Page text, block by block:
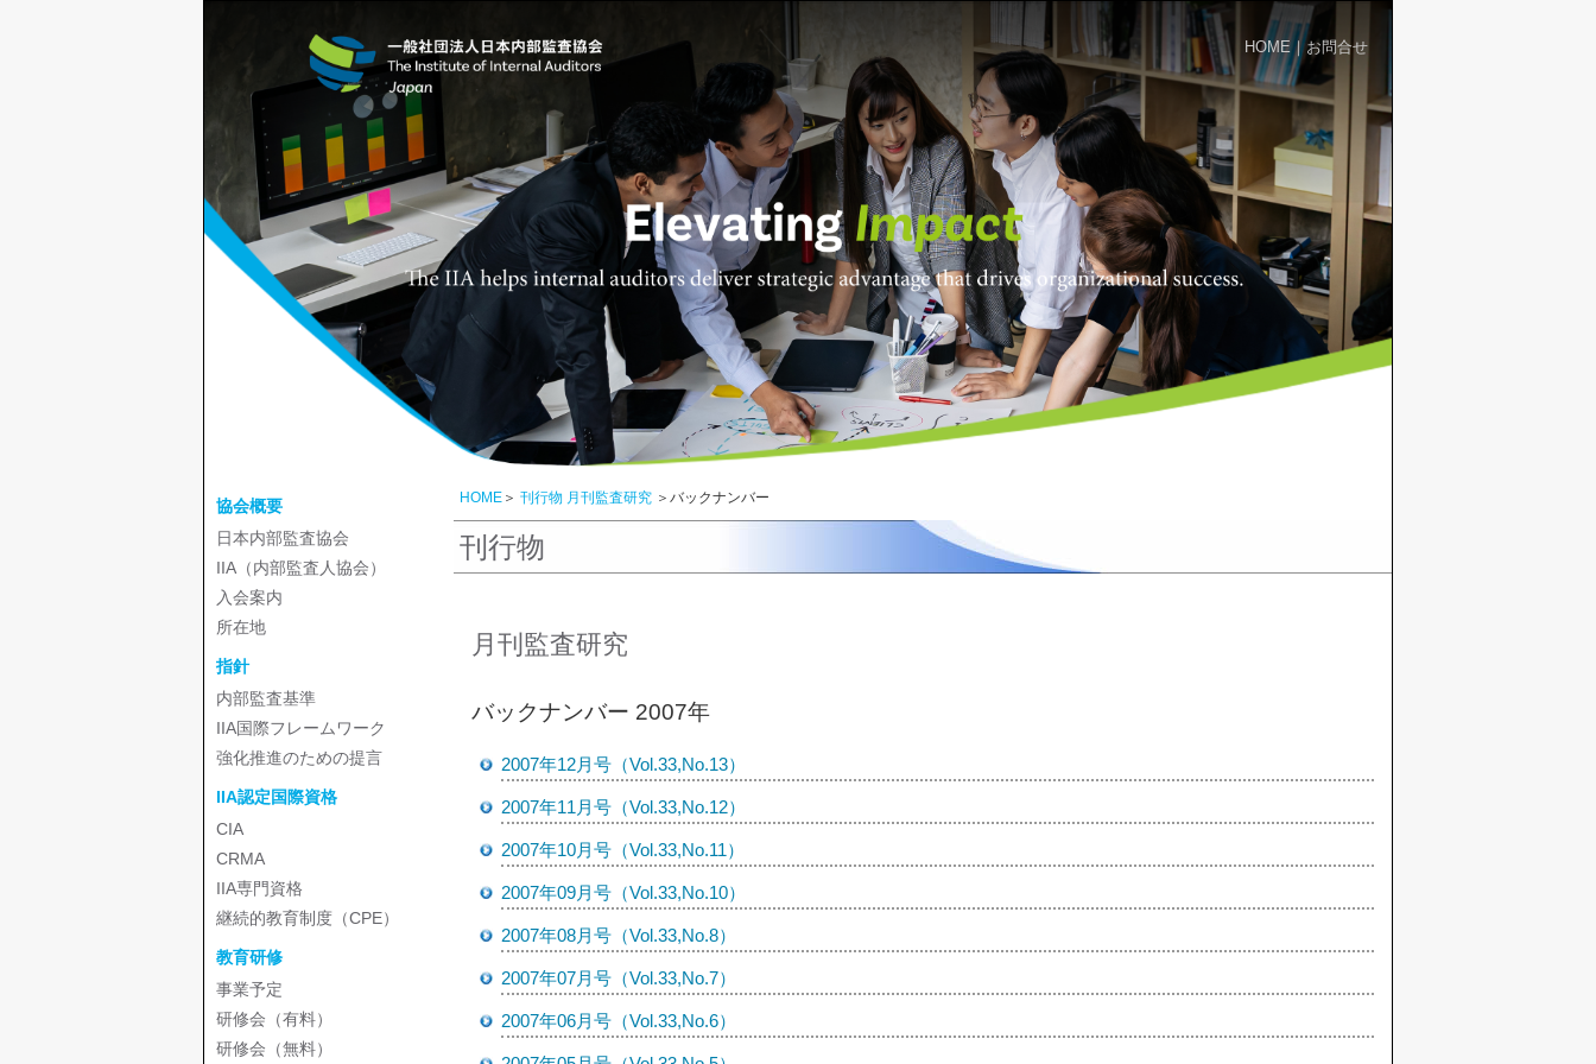
HOME｜お問合せ
協会概要
日本内部監査協会
IIA（内部監査人協会）
入会案内
所在地
指針
内部監査基準
IIA国際フレームワーク
強化推進のための提言
IIA認定国際資格
CIA
CRMA
IIA専門資格
継続的教育制度（CPE）
教育研修
事業予定
研修会（有料）
研修会（無料）
HOME ＞ 刊行物 月刊監査研究 ＞バックナンバー
刊行物
月刊監査研究
バックナンバー 2007年
2007年12月号（Vol.33,No.13）
2007年11月号（Vol.33,No.12）
2007年10月号（Vol.33,No.11）
2007年09月号（Vol.33,No.10）
2007年08月号（Vol.33,No.8）
2007年07月号（Vol.33,No.7）
2007年06月号（Vol.33,No.6）